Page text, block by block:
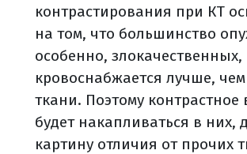
контрастирования при КТ
на том, что большинство
особенно, злокачественных,
кровоснабжается лучше,
ткани. Поэтому контрастное
будет накапливаться в них,
картину отличия от прочих